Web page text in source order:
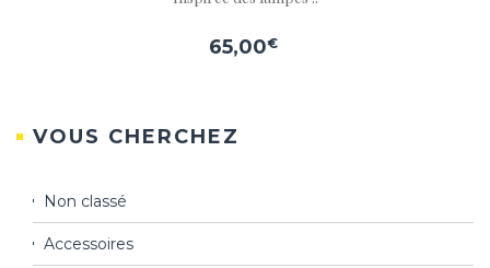
65,00€
VOUS CHERCHEZ
Non classé
Accessoires